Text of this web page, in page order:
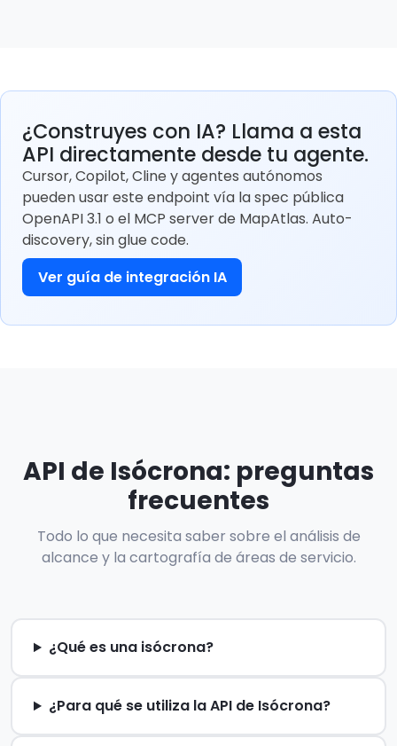
¿Construyes con IA? Llama a esta
API directamente desde tu agente.
Cursor, Copilot, Cline y agentes autónomos
pueden usar este endpoint vía la spec pública
OpenAPI 3.1 o el MCP server de MapAtlas. Auto-
discovery, sin glue code.
Ver guía de integración IA
API de Isócrona: preguntas
frecuentes
Todo lo que necesita saber sobre el análisis de
alcance y la cartografía de áreas de servicio.
¿Qué es una isócrona?
¿Para qué se utiliza la API de Isócrona?